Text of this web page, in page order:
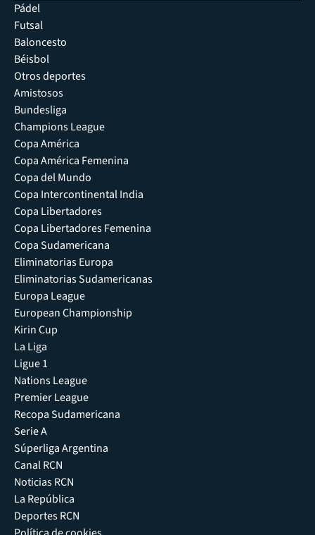
Pádel
Futsal
Baloncesto
Béisbol
Otros deportes
Amistosos
Bundesliga
Champions League
Copa América
Copa América Femenina
Copa del Mundo
Copa Intercontinental India
Copa Libertadores
Copa Libertadores Femenina
Copa Sudamericana
Eliminatorias Europa
Eliminatorias Sudamericanas
Europa League
European Championship
Kirin Cup
La Liga
Ligue 1
Nations League
Premier League
Recopa Sudamericana
Serie A
Súperliga Argentina
Canal RCN
Noticias RCN
La República
Deportes RCN